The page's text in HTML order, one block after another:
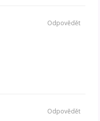
Odpovědět
Odpovědět